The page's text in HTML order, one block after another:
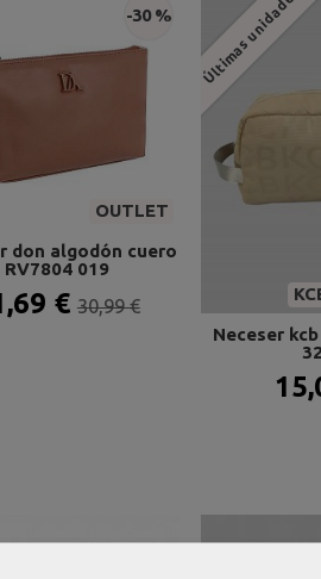
OUTLET
-30 %
don algodón cuero
RV7804 019
€ 30,99 €
Últimas unidades
Neceser